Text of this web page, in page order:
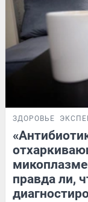
ЗДОРОВЬЕ
правда ли,